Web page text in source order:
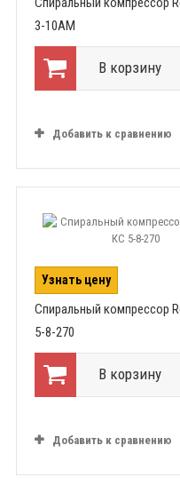
3-10АМ
В корзину
Добавить к сравнению
Узнать цену
Спиральный компрессор
5-8-270
В корзину
Добавить к сравнению